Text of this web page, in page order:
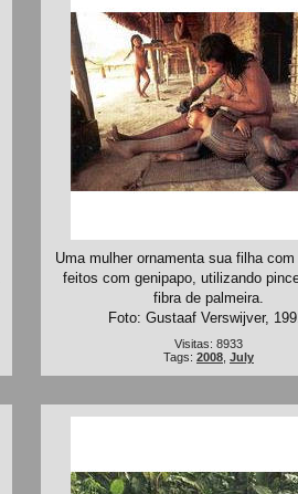
Uma mulher ornamenta sua filha
feitos com genipapo, utilizando
fibra de palmeira.
Foto: Gustaaf Verswijver,
Visitas: 8933
Tags: 2008 July